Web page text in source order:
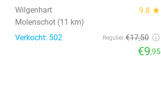
Wilgenhart 9.8 star
Molenschot (11 km)
Verkocht: 502
Regulier €17,50
€9,95